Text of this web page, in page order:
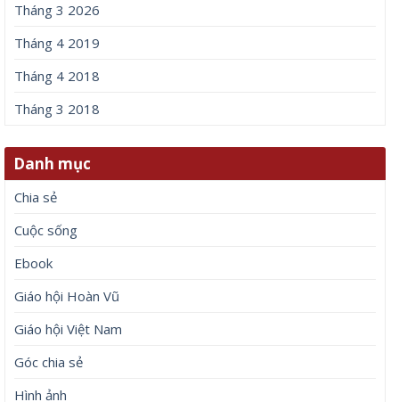
Tháng 3 2026
Tháng 4 2019
Tháng 4 2018
Tháng 3 2018
Danh mục
Chia sẻ
Cuộc sống
Ebook
Giáo hội Hoàn Vũ
Giáo hội Việt Nam
Góc chia sẻ
Hình ảnh